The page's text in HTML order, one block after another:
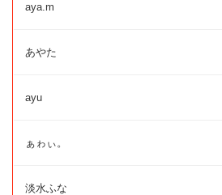
aya.m
あやた
ayu
ぁゎぃ。
淡水ふな